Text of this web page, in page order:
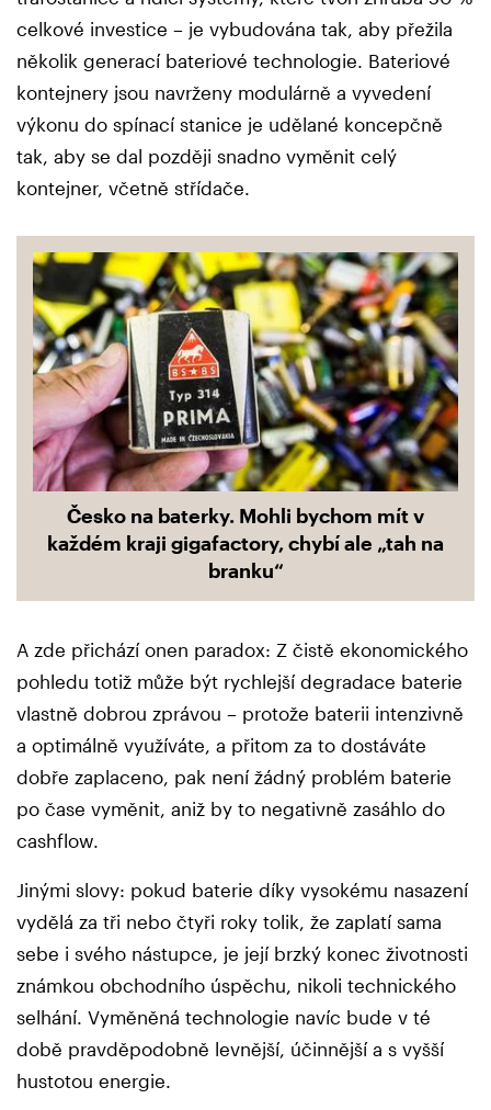
celkové investice – je vybudována tak, aby přežila
několik generací bateriové technologie. Bateriové
kontejnery jsou navrženy modulárně a vyvedení
výkonu do spínací stanice je udělané koncepčně
tak, aby se dal později snadno vyměnit celý
kontejner, včetně střídače.
Česko na baterky. Mohli bychom mít v
každém kraji gigafactory, chybí ale „tah na
branku“
A zde přichází onen paradox: Z čistě ekonomického
pohledu totiž může být rychlejší degradace baterie
vlastně dobrou zprávou – protože baterii intenzivně
a optimálně využíváte, a přitom za to dostáváte
dobře zaplaceno, pak není žádný problém baterie
po čase vyměnit, aniž by to negativně zasáhlo do
cashflow.
Jinými slovy: pokud baterie díky vysokému nasazení
vydělá za tři nebo čtyři roky tolik, že zaplatí sama
sebe i svého nástupce, je její brzký konec životnosti
známkou obchodního úspěchu, nikoli technického
selhání. Vyměněná technologie navíc bude v té
době pravděpodobně levnější, účinnější a s vyšší
hustotou energie.